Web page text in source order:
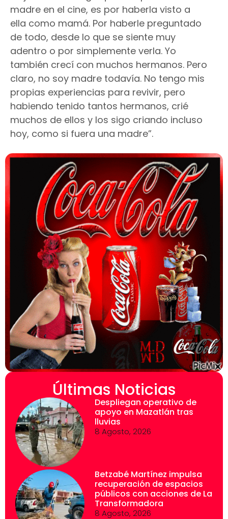
madre en el cine, es por haberla visto a
ella como mamá. Por haberle preguntado
de todo, desde lo que se siente muy
adentro o por simplemente verla. Yo
también crecí con muchos hermanos. Pero
claro, no soy madre todavía. No tengo mis
propias experiencias para revivir, pero
habiendo tenido tantos hermanos, crié
muchos de ellos y los sigo criando incluso
hoy, como si fuera una madre”.
Últimas Noticias
Despliegan operativo de
apoyo en Mazatlán tras
lluvias
8 Agosto, 2026
Betzabé Martínez impulsa
recuperación de espacios
públicos con acciones de La
Transformadora
8 Agosto, 2026